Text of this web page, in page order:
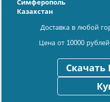
Симферополь
Казахстан
Доставка в любой
Цена от 10000
Скачать